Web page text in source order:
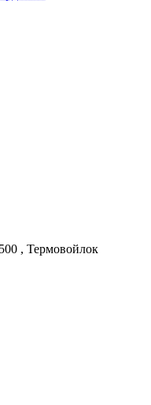
, Термовойлок